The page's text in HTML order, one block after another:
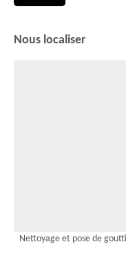
Nous localiser
Nettoyage et pose de